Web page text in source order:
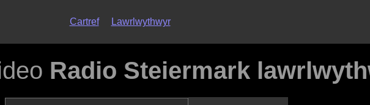
Cartref Lawrlwythwyr
Radio Steiermark